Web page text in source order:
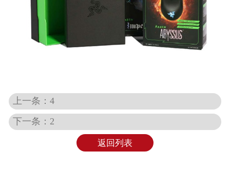
技术支持
上一条：4
下一条：2
返回列表